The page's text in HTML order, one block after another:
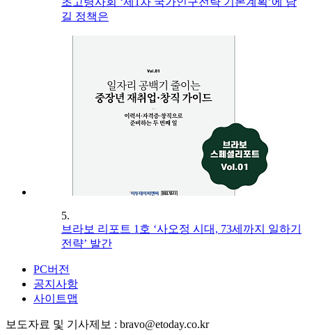
길 정책은
5.
브라보 리포트 1호 ‘사오정 시대, 73세까지 일하기
전략’ 발간
PC버전
공지사항
사이트맵
보도자료 및 기사제보 : bravo@etoday.co.kr